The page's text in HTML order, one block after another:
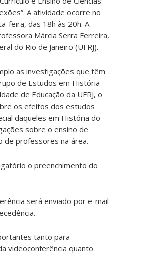
A atividade ocorre no
feira, das 18h às 20h. A
Márcia Serra Ferreira,
do Rio de Janeiro (UFRJ).
as investigações que têm
de Estudos em História
de Educação da UFRJ, o
os efeitos dos estudos
daqueles em História do
sobre o ensino de
de professores na área.
o preenchimento do
será enviado por e-mail
tanto para
videoconferência quanto